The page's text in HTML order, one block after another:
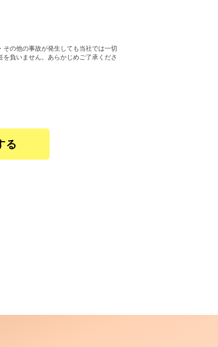
の他の事故が発生しても当社では一切
負いません。あらかじめご了承くださ
る